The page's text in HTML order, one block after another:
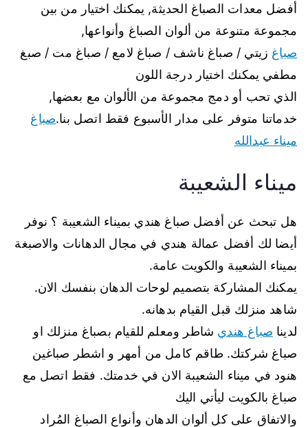
أفضل معدات الصباغ الحديثة, يمكنك اختيار من بين
مجموعة متنوعة من ألوان الصباغ وأنواعها,
صباغ زيتي / صباغ ناشف / صباغ لامع / صباغ مت / صبغ
مطفي يمكنك اختيار درجة اللون
الذي تحب أو دمج مجموعة من الألوان مع بعضها,
خدماتنا متوفر على مدار الأسبوع فقط اتصل بنا.صباغ
ميناء عبدالله
ميناء الشعيبة
هل تبحث عن أفضل صباغ هندي بميناء الشعيبة ؟ نوفر
أيضا لك أفضل عمالة هندي في مجال الدهانات والاصبغة
بميناء الشعيبة والكويت عامة.
يمكنك المشاركة بتصميم لوحات الدهان بنفسك الان.
شاهد منزلك قبل القيام بدهانه.
لدينا صباغ هندي شاطر ومعلم للقيام بصباغ منزلك او
صباغ شركتك. طاقم كامل من أمهر و اشطر صباغين
هنود في ميناء الشعيبة الان في خدمتك. فقط اتصل مع
صباغ بالكويت ليأتي اليك
والاتفاق على كل ألوان الدهان وأنواع الصباغ المُراد